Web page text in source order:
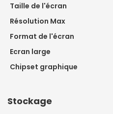
Taille de l'écran
Résolution Max
Format de l'écran
Ecran large
Chipset graphique
Stockage